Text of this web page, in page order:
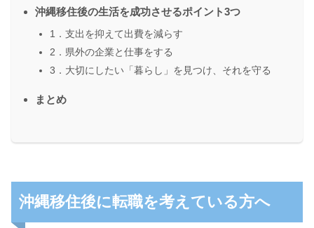
沖縄移住後の生活を成功させるポイント3つ
1．支出を抑えて出費を減らす
2．県外の企業と仕事をする
3．大切にしたい「暮らし」を見つけ、それを守る
まとめ
沖縄移住後に転職を考えている方へ